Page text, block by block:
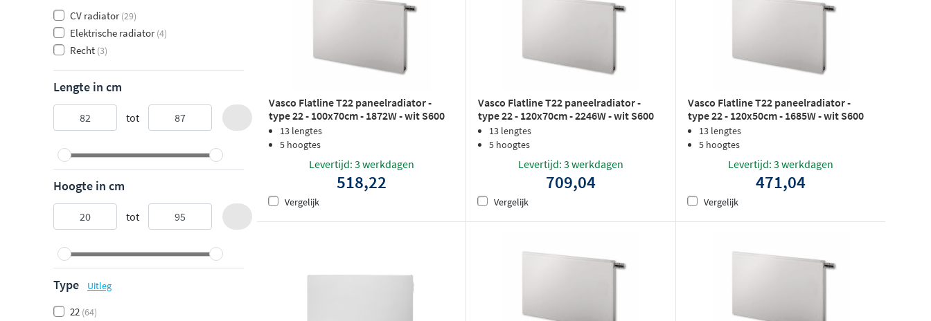
CV radiator(29)
Elektrische radiator(4)
Recht (3)
Lengte in cm
tot
Hoogte in cm
tot
Type Uitleg
22 (64)
Vasco Flatline T22 paneelradiator -
type 22 - 100x70cm - 1872W - wit S600
structuurlak
13 lengtes
5 hoogtes
Levertijd: 3 werkdagen
518,22
Vergelijk
Vasco Flatline T22 paneelradiator -
type 22 - 120x70cm - 2246W - wit S600
structuurlak
13 lengtes
5 hoogtes
Levertijd: 3 werkdagen
709,04
Vergelijk
Vasco Flatline T22 paneelradiator -
type 22 - 120x50cm - 1685W - wit S600
structuurlak
13 lengtes
5 hoogtes
Levertijd: 3 werkdagen
471,04
Vergelijk